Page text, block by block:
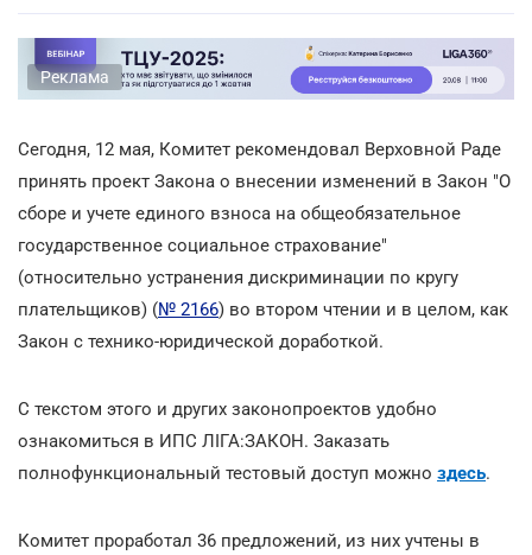
Реклама
Сегодня, 12 мая, Комитет рекомендовал Верховной Раде
принять проект Закона о внесении изменений в Закон "О
сборе и учете единого взноса на общеобязательное
государственное социальное страхование"
(относительно устранения дискриминации по кругу
плательщиков) (№ 2166) во втором чтении и в целом, как
Закон с технико-юридической доработкой.
С текстом этого и других законопроектов удобно
ознакомиться в ИПС ЛІГА:ЗАКОН. Заказать
полнофункциональный тестовый доступ можно здесь.
Комитет проработал 36 предложений, из них учтены в